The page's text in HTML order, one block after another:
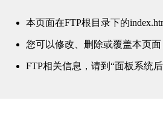
本页面在FTP根目录下的
您可以修改、删除或覆盖本页面
FTP相关信息，请到“面板系统